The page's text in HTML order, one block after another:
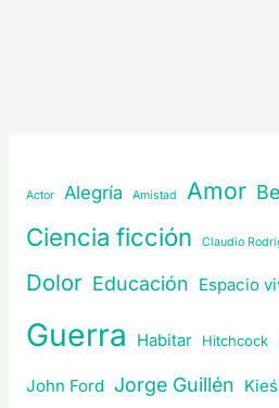
Actor Alegría Amistad Amor
Ciencia ficción Claudio
Dolor Educación Espacio
Guerra Habitar Hitchcock
John Ford Jorge Guillén